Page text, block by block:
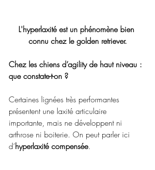
L'hyperlaxité est un phénomène bien
connu chez le golden retriever.
Chez les chiens d’agility de haut niveau :
que constate-t-on ?
Certaines lignées très performantes
présentent une laxité articulaire
importante, mais ne développent ni
arthrose ni boiterie. On peut parler ici
d’hyperlaxité compensée.